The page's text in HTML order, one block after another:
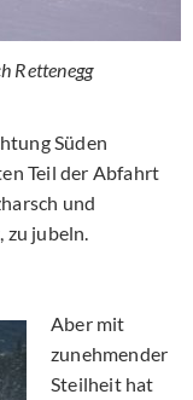
Rettenegg
Süden
Teil der Abfahrt
und
jubeln.
Aber mit
zunehmender
Steilheit hat